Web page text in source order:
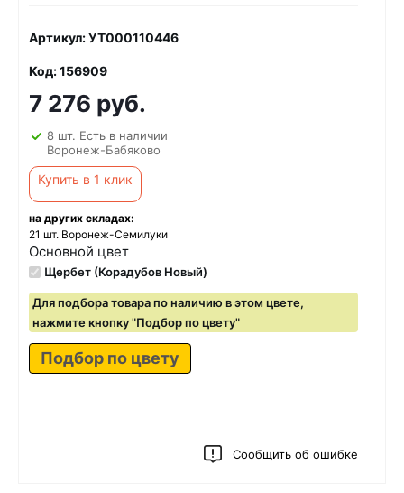
Артикул: УТ000110446
Код: 156909
7 276 руб.
8 шт. Есть в наличии
Воронеж-Бабяково
Купить в 1 клик
на других складах:
21 шт. Воронеж-Семилуки
Основной цвет
Щербет (Корадубов Новый)
Для подбора товара по наличию в этом цвете,
нажмите кнопку "Подбор по цвету"
Подбор по цвету
Сообщить об ошибке